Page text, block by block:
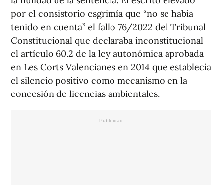
por el consistorio esgrimía que “no se había
tenido en cuenta” el fallo 76/2022 del Tribunal
Constitucional que declaraba inconstitucional
el artículo 60.2 de la ley autonómica aprobada
en Les Corts Valencianes en 2014 que establecía
el silencio positivo como mecanismo en la
concesión de licencias ambientales.